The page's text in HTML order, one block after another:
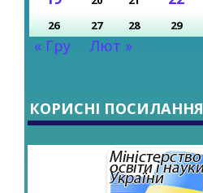
26 27 28 29
« Гру Лют »
КОРИСНІ ПОСИЛАННЯ